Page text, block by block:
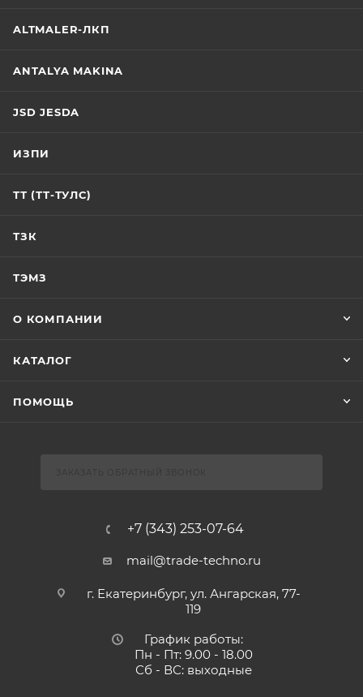
ALTMALER-ЛКП
ANTALYA MAKINA
JSD JESDA
ИЗПИ
ТТ (ТТ-ТУЛС)
ТЗК
ТЭМЗ
О КОМПАНИИ
КАТАЛОГ
ПОМОЩЬ
+7 (343) 253-07-64
mail@trade-techno.ru
г. Екатеринбург, ул. Ангарская, 77-
119
График работы:
Пн - Пт: 9.00 - 18.00
Сб - ВС: выходные